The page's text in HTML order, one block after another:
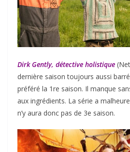
Dirk Gently, détective holistique
dernière saison toujours aussi
préféré la 1re saison. Il manque
aux ingrédients. La série a
n’y aura donc pas de 3e saison.